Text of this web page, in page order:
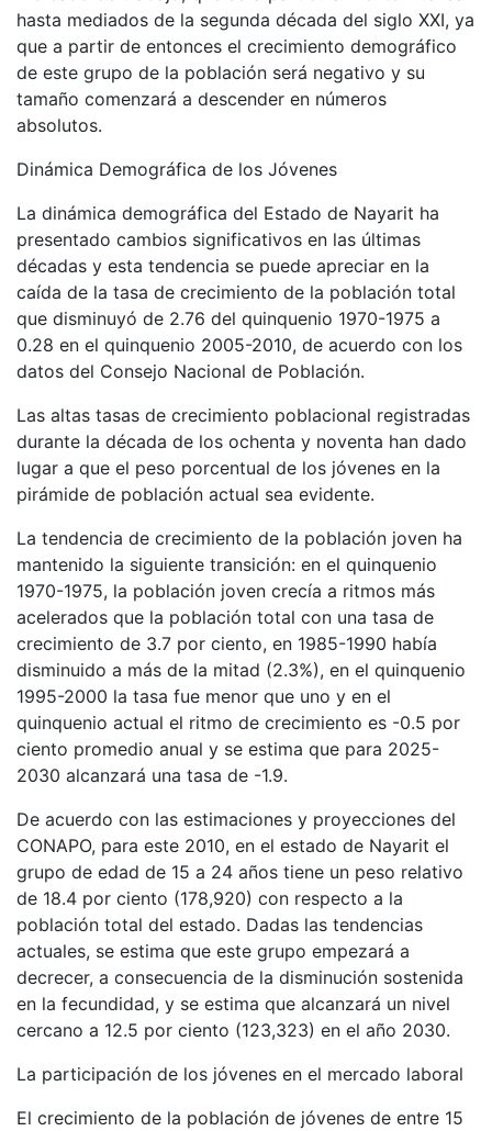
hasta mediados de la segunda década del siglo XXI, ya
que a partir de entonces el crecimiento demográfico
de este grupo de la población será negativo y su
tamaño comenzará a descender en números
absolutos.
Dinámica Demográfica de los Jóvenes
La dinámica demográfica del Estado de Nayarit ha
presentado cambios significativos en las últimas
décadas y esta tendencia se puede apreciar en la
caída de la tasa de crecimiento de la población total
que disminuyó de 2.76 del quinquenio 1970-1975 a
0.28 en el quinquenio 2005-2010, de acuerdo con los
datos del Consejo Nacional de Población.
Las altas tasas de crecimiento poblacional registradas
durante la década de los ochenta y noventa han dado
lugar a que el peso porcentual de los jóvenes en la
pirámide de población actual sea evidente.
La tendencia de crecimiento de la población joven ha
mantenido la siguiente transición: en el quinquenio
1970-1975, la población joven crecía a ritmos más
acelerados que la población total con una tasa de
crecimiento de 3.7 por ciento, en 1985-1990 había
disminuido a más de la mitad (2.3%), en el quinquenio
1995-2000 la tasa fue menor que uno y en el
quinquenio actual el ritmo de crecimiento es -0.5 por
ciento promedio anual y se estima que para 2025-
2030 alcanzará una tasa de -1.9.
De acuerdo con las estimaciones y proyecciones del
CONAPO, para este 2010, en el estado de Nayarit el
grupo de edad de 15 a 24 años tiene un peso relativo
de 18.4 por ciento (178,920) con respecto a la
población total del estado. Dadas las tendencias
actuales, se estima que este grupo empezará a
decrecer, a consecuencia de la disminución sostenida
en la fecundidad, y se estima que alcanzará un nivel
cercano a 12.5 por ciento (123,323) en el año 2030.
La participación de los jóvenes en el mercado laboral
El crecimiento de la población de jóvenes de entre 15